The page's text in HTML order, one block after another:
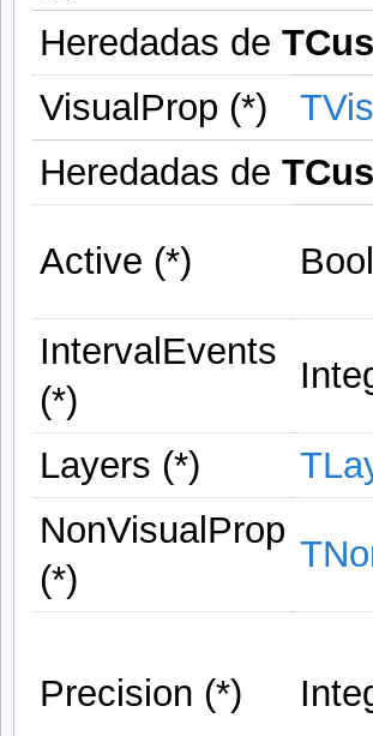
Heredadas de
VisualProp (*)
Heredadas de
Active (*)
IntervalEvents
(*)
Layers (*)
NonVisualProp
(*)
Precision (*)